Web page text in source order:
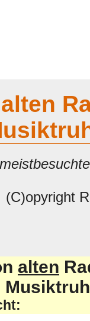
(C)opyright
alten